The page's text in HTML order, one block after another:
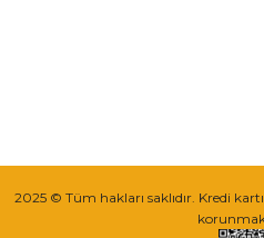
2025 © Tüm hakları saklıdır. Kredi